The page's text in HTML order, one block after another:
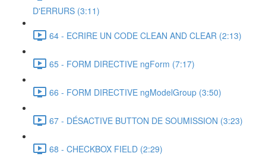
D'ERRURS (3:11)
64 - ECRIRE UN CODE CLEAN AND CLEAR (2:13)
65 - FORM DIRECTIVE ngForm (7:17)
66 - FORM DIRECTIVE ngModelGroup (3:50)
67 - DÉSACTIVE BUTTON DE SOUMISSION (3:23)
68 - CHECKBOX FIELD (2:29)